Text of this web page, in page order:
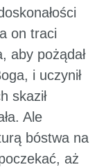
on traci
aby pożądał
i uczynił
skaził
Ale
bóstwa na
aż